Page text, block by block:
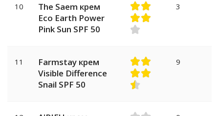
10
The Saem крем
Eco Earth Power
Pink Sun SPF 50
3
11
Farmstay крем
Visible Difference
Snail SPF 50
9